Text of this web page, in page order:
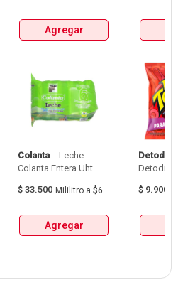
Agregar
Colanta - Leche
Colanta Entera Uht
$ 33.500 Mililitro a $6
Agregar
Detodito
$ 9.900